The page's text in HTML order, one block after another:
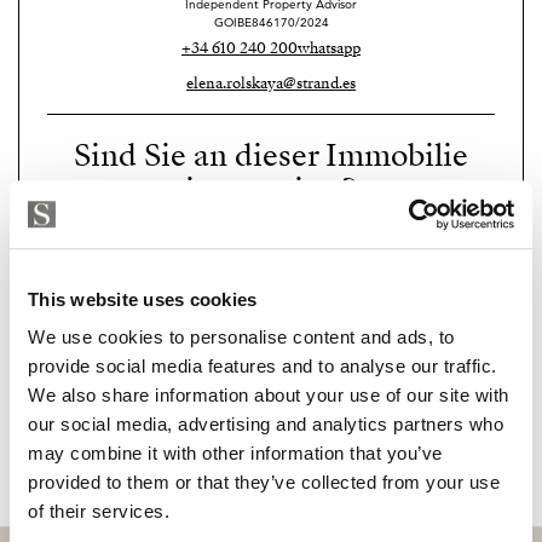
This website uses cookies
We use cookies to personalise content and ads, to
provide social media features and to analyse our traffic.
We also share information about your use of our site with
our social media, advertising and analytics partners who
may combine it with other information that you’ve
provided to them or that they’ve collected from your use
of their services.
Independent Property Advisor
GOIBE846170/2024
+34 610 240 200whatsapp
elena.rolskaya@strand.es
Sind Sie an dieser Immobilie
interessiert?
Please, contact me or fill your information and
choose. We also arrange remote property
viewings by Whats App free of charge.
MAKE CONTACT REQUEST
Im Obergeschoss befinden sich vier geräumige
Schlafzimmer. Eines verfügt über ein eigenes
Badezimmer, zwei bieten Zugang zu großen privaten
Aussicht. Das Haus ist mit Heizkörpern ausgestattet.
Warme Terrakottaböden dominieren im Erdgeschoss,
während das Obergeschoss mit eleganten und
komfortablen Holzböden ausgestattet ist.
Ein weiteres Highlight des Anwesens ist der
beeindruckende 90 m² große Swimmingpool, der sich
perfekt zum Abkühlen in den wärmeren Monaten und
zum Genießen der Natur eignet.
Der jetzige Eigentümer hat Olivenbäume und
Weinreben auf dem Grundstück angepflanzt. Dies
bietet die Möglichkeit, den Anbau im kleinen Rahmen